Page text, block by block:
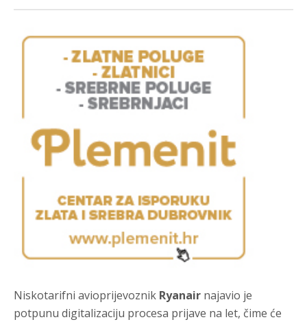
Niskotarifni avioprijevoznik Ryanair najavio je
potpunu digitalizaciju procesa prijave na let, čime će